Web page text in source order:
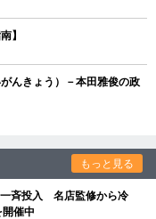
】
んきょう）－本田雅俊の政
もっと見る
斉投入 名店監修から冷
催中